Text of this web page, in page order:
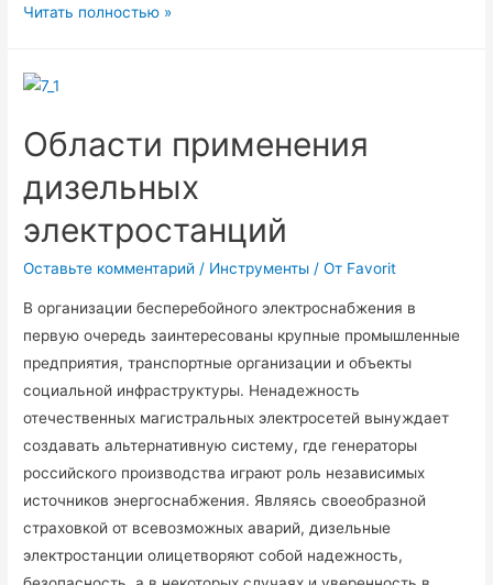
Использование
в
Читать полностью »
Области применения
дизельных
электростанций
Оставьте комментарий / Инструменты / От Favorit
В организации бесперебойного электроснабжения в
первую очередь заинтересованы крупные промышленные
предприятия, транспортные организации и объекты
социальной инфраструктуры. Ненадежность
отечественных магистральных электросетей вынуждает
создавать альтернативную систему, где генераторы
российского производства играют роль независимых
источников энергоснабжения. Являясь своеобразной
страховкой от всевозможных аварий, дизельные
электростанции олицетворяют собой надежность,